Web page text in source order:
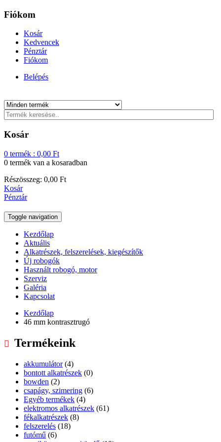
Fiókom
Kosár
Kedvencek
Pénztár
Fiókom
Belépés
Kosár
0 termék : 0,00 Ft
0 termék van a kosaradban
Részösszeg: 0,00 Ft
Kosár
Pénztár
Toggle navigation
Kezdőlap
Aktuális
Alkatrészek, felszerelések, kiegészítők
Új robogók
Használt robogó, motor
Szerviz
Galéria
Kapcsolat
Kezdőlap
46 mm kontrasztrugó
Termékeink
akkumulátor (4)
bontott alkatrészek (0)
bowden (2)
csapágy, szimering (6)
Egyéb termékek (4)
elektromos alkatrészek (61)
fékalkatrészek (8)
felszerelés (18)
futómű (6)